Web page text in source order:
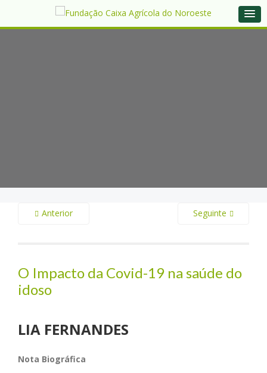
Seguinte
Anterior
O Impacto da Covid-19 na saúde do
idoso
LIA FERNANDES
Nota Biográfica